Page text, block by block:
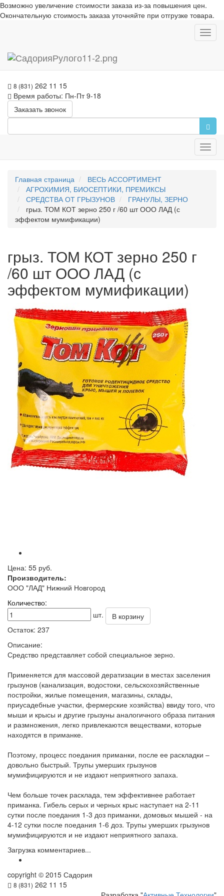
Возможно увеличение стоимости заказа из-за повышения цен.
Окончательную стоимость заказа уточняйте при отгрузке товара.
8 (831) 262 11 15
Время работы: Пн-Пт 9-18
Заказать звонок
Главная страница
ВЕСЬ АССОРТИМЕНТ
АГРОХИМИЯ, БИОСЕПТИКИ, ПРЕМИКСЫ
СРЕДСТВА ОТ ГРЫЗУНОВ
ГРАНУЛЫ, ЗЕРНО
грыз. ТОМ КОТ зерно 250 г /60 шт ООО ЛАД (с
эффектом мумификации)
грыз. ТОМ КОТ зерно 250 г
/60 шт ООО ЛАД (с
эффектом мумификации)
Цена: 55 руб.
Производитель:
ООО "ЛАД" Нижний Новгород
Количество:
шт.
В корзину
Остаток: 237
Описание:
Средство представляет собой специальное зерно.
Применяется для массовой дератизации в местах заселения
грызунов (канализация, водостоки, сельскохозяйственные
постройки, жилые помещения, магазины, склады,
приусадебные участки, фермерские хозяйства) ввиду того, что
мыши и крысы и другие грызуны аналогичного образа питания
и размножения, легко привлекаются веществами, которые
находятся в приманке.
Поэтому, процесс поедания приманки, после ее раскладки –
довольно быстрый. Трупы умерших грызунов
мумифицируются и не издают неприятного запаха.
Чем больше точек расклада, тем эффективнее работает
приманка. Гибель серых и черных крыс наступает на 2-11
сутки после поедания 1-3 доз приманки, домовых мышей - на
4-12 сутки после поедания 1-6 доз. Трупы умерших грызунов
мумифицируются и не издают неприятного запаха.
Загрузка комментариев...
copyright © 2015 Садория
8 (831) 262 11 15